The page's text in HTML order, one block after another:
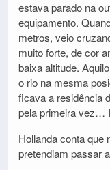
estava parado na
equipamento.
metros, veio
muito forte, de cor
baixa altitude.
o rio na mesma
ficava a residência
pela primeira vez…
Hollanda conta que
pretendiam passar